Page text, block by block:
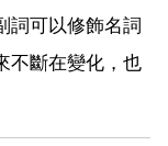
詞可以修飾名詞
不斷在變化，也